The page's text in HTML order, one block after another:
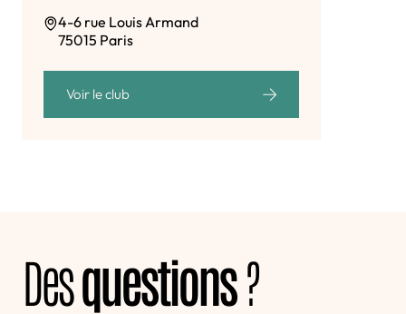
4-6 rue Louis Armand
75015 Paris
Voir le club
Desquestions?